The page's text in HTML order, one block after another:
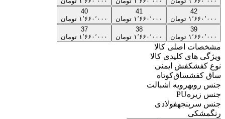
42
۱٬۶۶۰٬۰۰۰
تومان
41
۱٬۶۶۰٬۰۰۰
تومان
40
۱٬۶۶۰٬۰۰۰
تومان
39
۱٬۶۶۰٬۰۰۰
تومان
38
۱٬۶۶۰٬۰۰۰
تومان
37
۱٬۶۶۰٬۰۰۰
تومان
مشخصات اصلی کالا
ویژگی های کلیدی کالا
نوع کفشکفش ایمنی
ساق کفشساق‌کوتاه
جنس رویهرویه اشبالت
جنس زیرهPU
جنس سرپنجهفولادی
رنگمشکی